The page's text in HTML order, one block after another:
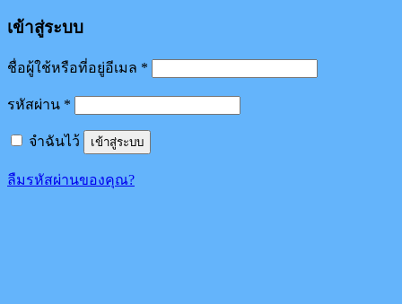
เข้าสู่ระบบ
ชื่อผู้ใช้หรือที่อยู่อีเมล *
รหัสผ่าน *
จำฉันไว้ เข้าสู่ระบบ
ลืมรหัสผ่านของคุณ?